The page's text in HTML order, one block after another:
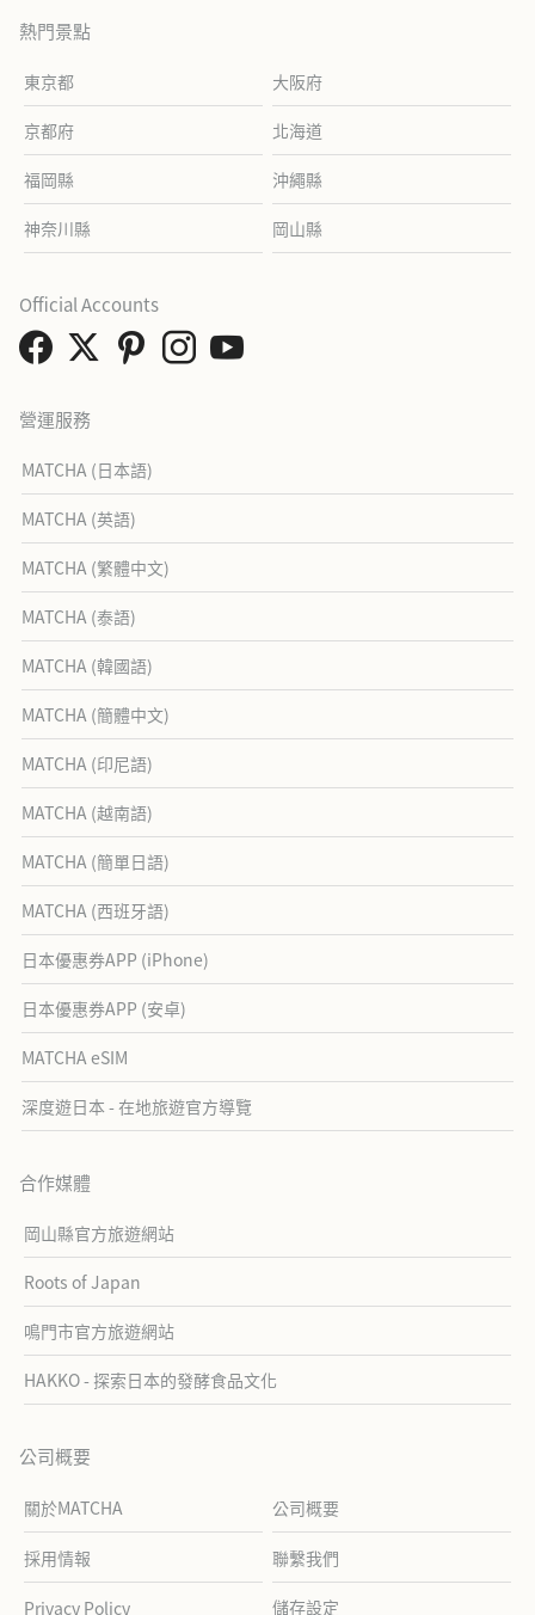
熱門景點
東京都 大阪府
京都府 北海道
福岡縣 沖繩縣
神奈川縣 岡山縣
營運服務
MATCHA (日本語)
MATCHA (英語)
MATCHA (繁體中文)
MATCHA (泰語)
MATCHA (韓國語)
MATCHA (簡體中文)
MATCHA (印尼語)
MATCHA (越南語)
MATCHA (簡單日語)
MATCHA (西班牙語)
日本優惠券APP (iPhone)
日本優惠券APP (安卓)
MATCHA eSIM
深度遊日本 - 在地旅遊官方導覽
合作媒體
岡山縣官方旅遊網站
Roots of Japan
鳴門市官方旅遊網站
HAKKO - 探索日本的發酵食品文化
公司概要
關於MATCHA 公司概要
採用情報 聯繫我們
Privacy Policy 儲存設定
Official Accounts